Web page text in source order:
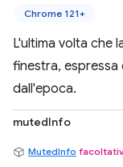
Chrome 121+
L'ultima volta che
finestra, espressa
dall'epoca.
mutedInfo
MutedInfo